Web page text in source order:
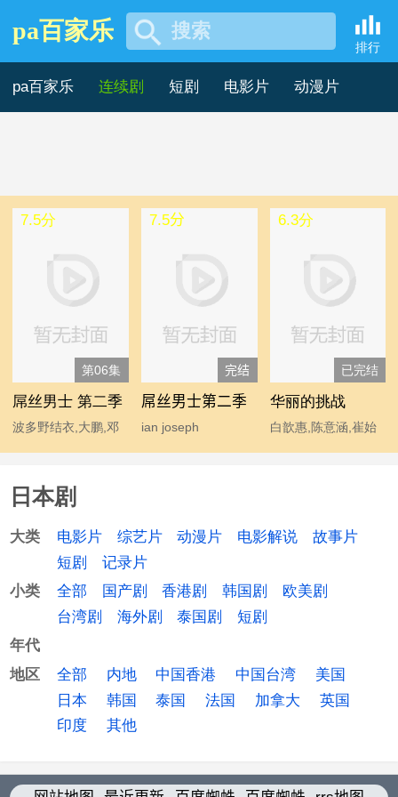
德国日本剧 -pa百家乐
pa百家乐 搜索
排行
pa百家乐 连续剧 短剧 电影片 动漫片
第06集
7.5分
屌丝男士 第二季
波多野结衣,大鹏,邓
超,宫睿,韩寒,贾玲,姜
马丽,汤唯,王小利,王
学兵,王学圻,温兆伦,
德,于嘉,袁成杰
完结
7.5分
屌丝男士第二季
ian joseph
somerhalder,mc石
林志玲 chiling lin,柳
已完结
6.3分
华丽的挑战
白歆惠,陈意涵,崔始
源,金勤,李东海,许玮
日本剧
大类 电影片 综艺片 动漫片 电影解说
故事片
短剧
记录片
小类
全部 国产剧 香港剧 韩国剧
欧美剧
台湾剧
海外剧 泰国剧
短剧
年代
地区
全部 内地 中国香港 中国台湾
美国
日本
韩国 泰国 法国 加拿大
英国
印度
其他